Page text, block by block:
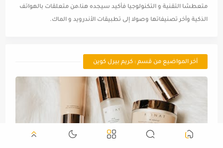
متعطشا التقنية و التكنولوجيا فأكيد سيجده هنا،من متعلقات بالهواتف
الذكية وأخر تصنيفاتها وصولا إلى تطبيقات الأندرويد و الماك.
أخر المواضيع من قسم : كريم بيرل كوين